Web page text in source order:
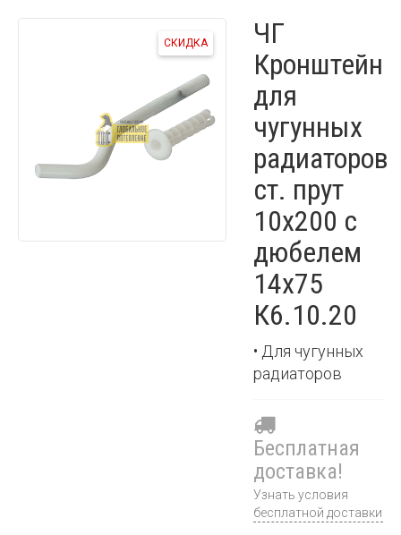
СКИДКА
ЧГ
Кронштейн
для
чугунных
радиаторов
ст. прут
10х200 с
дюбелем
14х75
К6.10.20
• Для чугунных
радиаторов
Бесплатная
доставка!
Узнать условия
бесплатной доставки